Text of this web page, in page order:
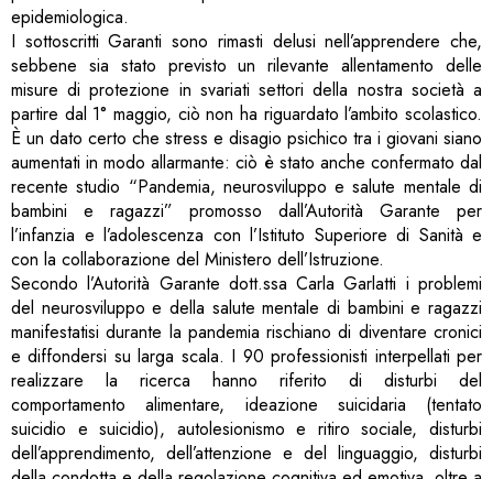
epidemiologica.
I sottoscritti Garanti sono rimasti delusi nell’apprendere che,
sebbene sia stato previsto un rilevante allentamento delle
misure di protezione in svariati settori della nostra società a
partire dal 1° maggio, ciò non ha riguardato l’ambito scolastico.
È un dato certo che stress e disagio psichico tra i giovani siano
aumentati in modo allarmante: ciò è stato anche confermato dal
recente studio “Pandemia, neurosviluppo e salute mentale di
bambini e ragazzi” promosso dall’Autorità Garante per
l’infanzia e l’adolescenza con l’Istituto Superiore di Sanità e
con la collaborazione del Ministero dell’Istruzione.
Secondo l’Autorità Garante dott.ssa Carla Garlatti i problemi
del neurosviluppo e della salute mentale di bambini e ragazzi
manifestatisi durante la pandemia rischiano di diventare cronici
e diffondersi su larga scala. I 90 professionisti interpellati per
realizzare la ricerca hanno riferito di disturbi del
comportamento alimentare, ideazione suicidaria (tentato
suicidio e suicidio), autolesionismo e ritiro sociale, disturbi
dell’apprendimento, dell’attenzione e del linguaggio, disturbi